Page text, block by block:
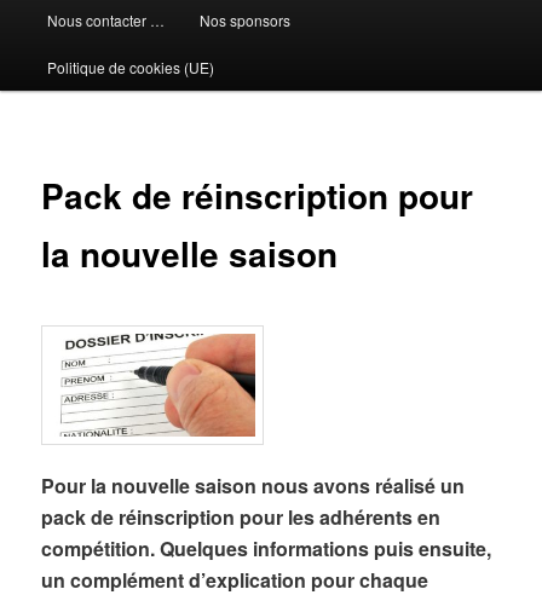
Nous contacter … Nos sponsors
Politique de cookies (UE)
Pack de réinscription pour
la nouvelle saison
Pour la nouvelle saison nous avons réalisé un
pack de réinscription pour les adhérents en
compétition. Quelques informations puis ensuite,
un complément d’explication pour chaque